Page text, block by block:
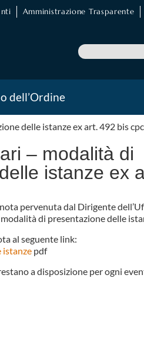
Amministrazione Trasparente
dell’Ordine
delle istanze ex art. 492 bis cpc
– modalità di
istanze ex
pervenuta dal Dirigente
di presentazione delle
al seguente link:
istanze pdf
a disposizione per ogni